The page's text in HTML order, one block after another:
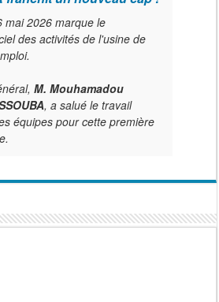
mai 2026 marque le
des activités de l'usine de
M. Mouhamadou
, a salué le travail
équipes pour cette première